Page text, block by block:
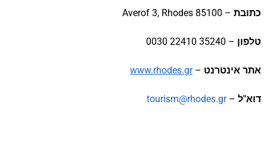
כתובת – Averof 3, Rhodes 85100
טלפון – 35240 22410 0030
אתר אינטרנט –
www.rhodes.gr
דוא"ל –
tourism@rhodes.gr